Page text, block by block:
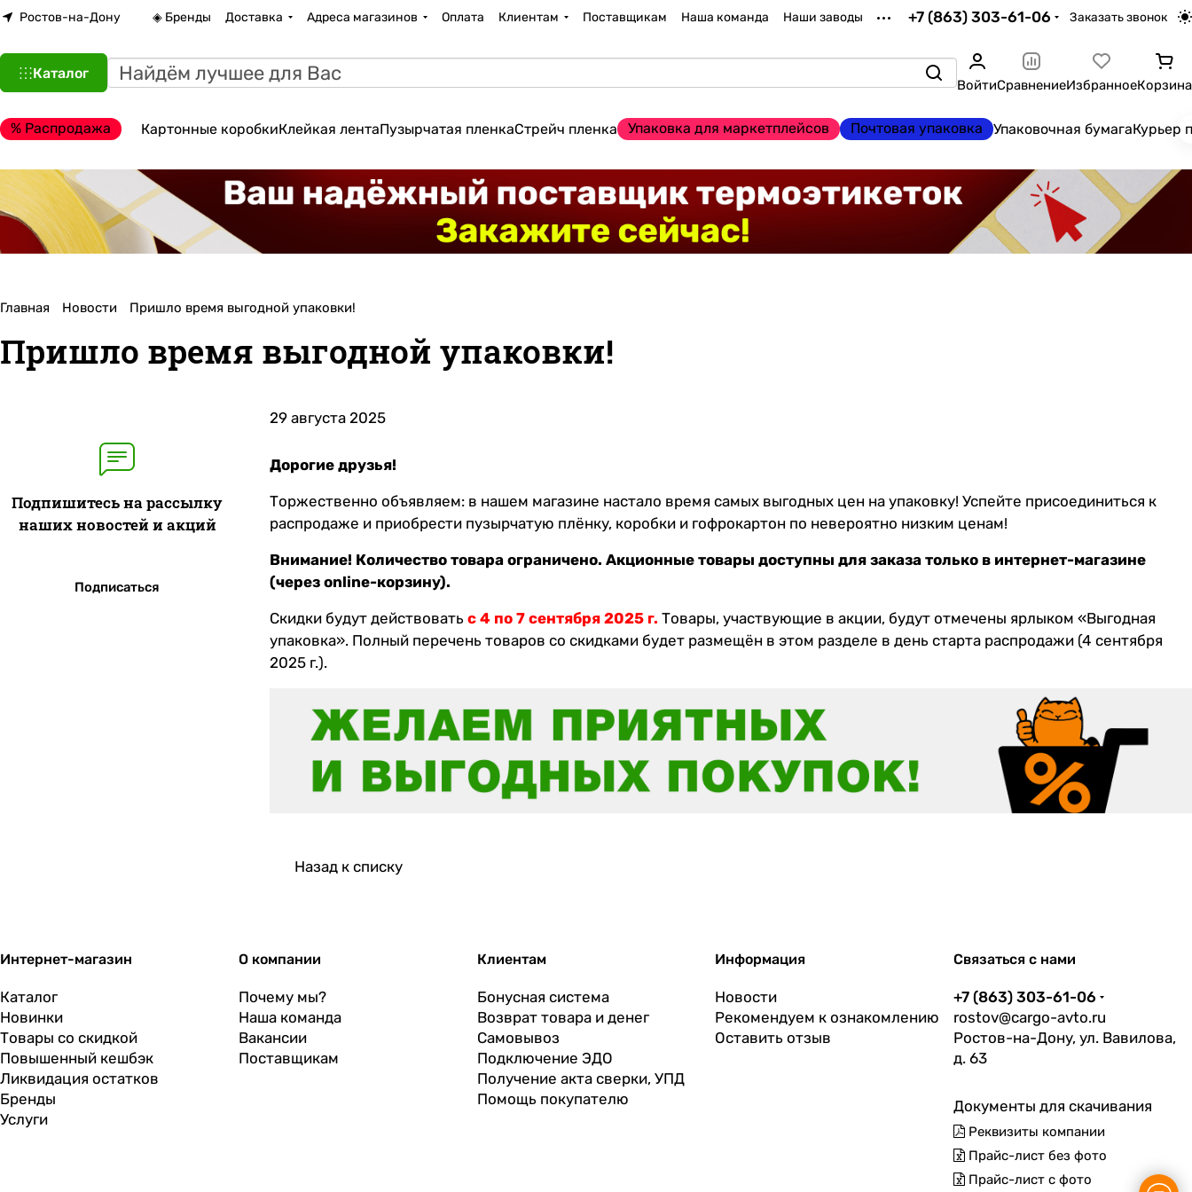
Ростов-на-Дону ◈ Бренды Доставка Адреса магазинов Оплата Клиентам Поставщикам Наша команда Наши заводы +7 (863) 303-61-06 Заказать звонок
Каталог
ВойтиСравнениеИзбранноеКорзина
% Распродажа Картонные коробкиКлейкая лентаПузырчатая пленкаСтрейч пленка Упаковка для маркетплейсов Почтовая упаковка Упаковочная бумагаКурьер
Главная Новости Пришло время выгодной упаковки!
Пришло время выгодной упаковки!
29 августа 2025
Дорогие друзья!
Торжественно объявляем: в нашем магазине настало время самых выгодных цен на упаковку! Успейте присоединиться к
распродаже и приобрести пузырчатую плёнку, коробки и гофрокартон по невероятно низким ценам!
Внимание! Количество товара ограничено. Акционные товары доступны для заказа только в интернет-магазине
(через online-корзину).
Скидки будут действовать с 4 по 7 сентября 2025 г. Товары, участвующие в акции, будут отмечены ярлыком «Выгодная
упаковка». Полный перечень товаров со скидками будет размещён в этом разделе в день старта распродажи (4 сентября
2025 г.).
Назад к списку
Подпишитесь на рассылку
наших новостей и акций
Подписаться
Интернет-магазин
Каталог
Новинки
Товары со скидкой
Повышенный кешбэк
Ликвидация остатков
Бренды
Услуги
О компании
Почему мы?
Наша команда
Вакансии
Поставщикам
Клиентам
Бонусная система
Возврат товара и денег
Самовывоз
Подключение ЭДО
Получение акта сверки, УПД
Помощь покупателю
Информация
Новости
Рекомендуем к ознакомлению
Оставить отзыв
Связаться с нами
+7 (863) 303-61-06
rostov@cargo-avto.ru
Ростов-на-Дону, ул. Вавилова,
д. 63
Документы для скачивания
Реквизиты компании
Прайс-лист без фото
Прайс-лист с фото